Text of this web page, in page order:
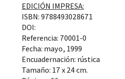
EDICIÓN IMPRESA:
ISBN: 9788493028671
DOI:
Referencia: 70001-0
Fecha: mayo, 1999
Encuadernación: rústica
Tamaño: 17 x 24 cm.